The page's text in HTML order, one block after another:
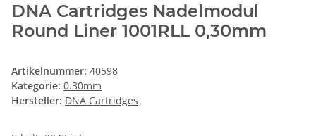
DNA Cartridges Nadelmodul
Round Liner 1001RLL 0,30mm
Artikelnummer: 40598
Kategorie: 0.30mm
Hersteller: DNA Cartridges